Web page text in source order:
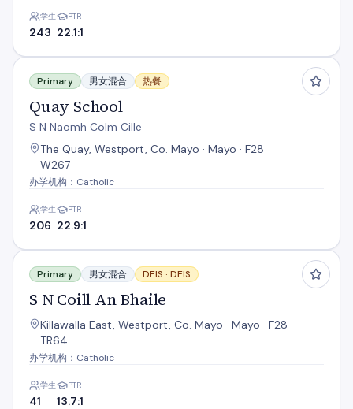
学生
243
PTR
22.1:1
Quay School
Primary 男女混合 热餐
Quay School
S N Naomh Colm Cille
The Quay, Westport, Co. Mayo · Mayo · F28
W267
办学机构：Catholic
学生
206
PTR
22.9:1
S N Coill An Bhaile
Primary 男女混合 DEIS · DEIS
S N Coill An Bhaile
Killawalla East, Westport, Co. Mayo · Mayo · F28
TR64
办学机构：Catholic
学生
41
PTR
13.7:1